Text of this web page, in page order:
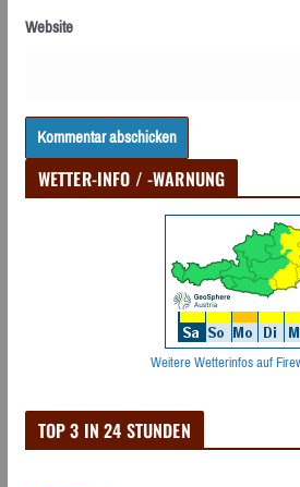
Website
WETTER-INFO / -WARNUNG
Weitere Wetterinfos auf
TOP 3 IN 24 STUNDEN